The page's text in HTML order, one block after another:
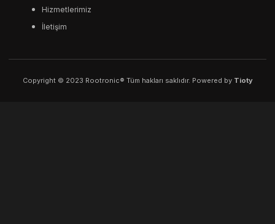
Hizmetlerimiz
İletişim
Copyright © 2023 Rootronic® Tüm hakları saklıdır. Powered by Tioty